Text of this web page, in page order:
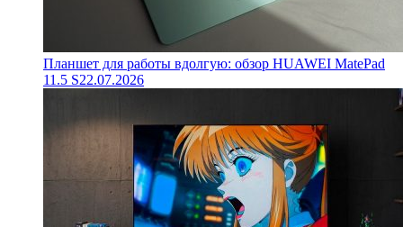
Планшет для работы вдолгую: обзор HUAWEI MatePad
11.5 S22.07.2026